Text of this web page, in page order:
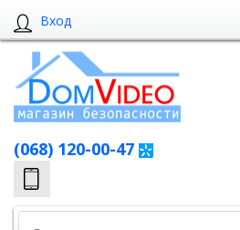
Вход
(068) 120-00-47